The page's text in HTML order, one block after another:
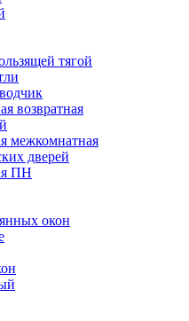
тягой
возвратная
межкомнатная
дверей
ПН
окон